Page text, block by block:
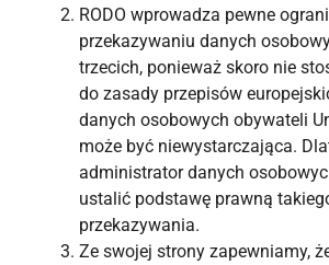
RODO wprowadza pewne
przekazywaniu danych
trzecich, ponieważ skoro nie
do zasady przepisów
danych osobowych obywateli
może być niewystarczająca.
administrator danych
ustalić podstawę prawną
przekazywania.
Ze swojej strony zapewniamy,